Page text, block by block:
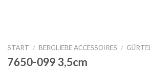
START / BERGLIEBE ACCESSOIRES / GÜRTEL
7650-099 3,5cm